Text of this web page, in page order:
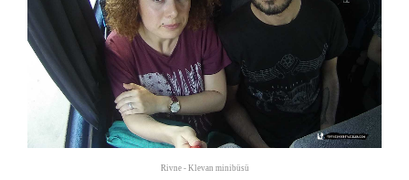
Rivne - Klevan minibüsü